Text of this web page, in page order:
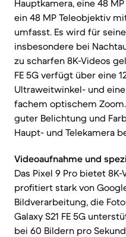
Hauptkamera, eine 48
ein 48 MP Teleobjektiv
umfasst. Es wird für
insbesondere bei
zu scharfen 8K-Videos
FE 5G verfügt über eine
Ultraweitwinkel- und
fachem optischem
guter Belichtung und
Haupt- und Telekamera
Videoaufnahme und
Das Pixel 9 Pro bietet
profitiert stark von
Bildverarbeitung, die
Galaxy S21 FE 5G
bei 60 Bildern pro